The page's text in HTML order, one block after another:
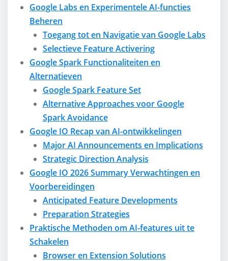
Google Labs en Experimentele AI-functies
Beheren
Toegang tot en Navigatie van Google Labs
Selectieve Feature Activering
Google Spark Functionaliteiten en
Alternatieven
Google Spark Feature Set
Alternative Approaches voor Google
Spark Avoidance
Google IO Recap van AI-ontwikkelingen
Major AI Announcements en Implications
Strategic Direction Analysis
Google IO 2026 Summary Verwachtingen en
Voorbereidingen
Anticipated Feature Developments
Preparation Strategies
Praktische Methoden om AI-features uit te
Schakelen
Browser en Extension Solutions